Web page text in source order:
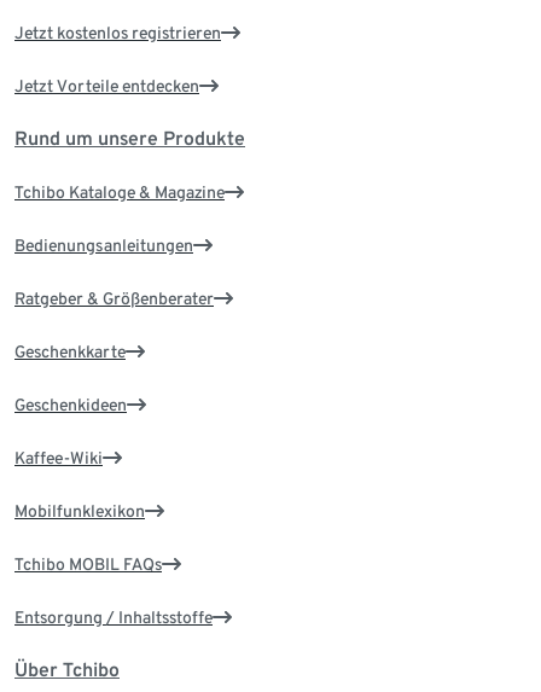
Jetzt kostenlos registrieren
Jetzt Vorteile entdecken
Rund um unsere Produkte
Tchibo Kataloge & Magazine
Bedienungsanleitungen
Ratgeber & Größenberater
Geschenkkarte
Geschenkideen
Kaffee-Wiki
Mobilfunklexikon
Tchibo MOBIL FAQs
Entsorgung / Inhaltsstoffe
Über Tchibo